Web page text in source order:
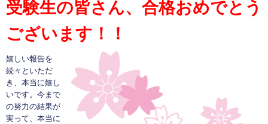
受験生の皆さん、合格おめでとう
ございます！！
嬉しい報告を
続々といただ
き、本当に嬉し
いです。今まで
の努力の結果が
実って、本当に